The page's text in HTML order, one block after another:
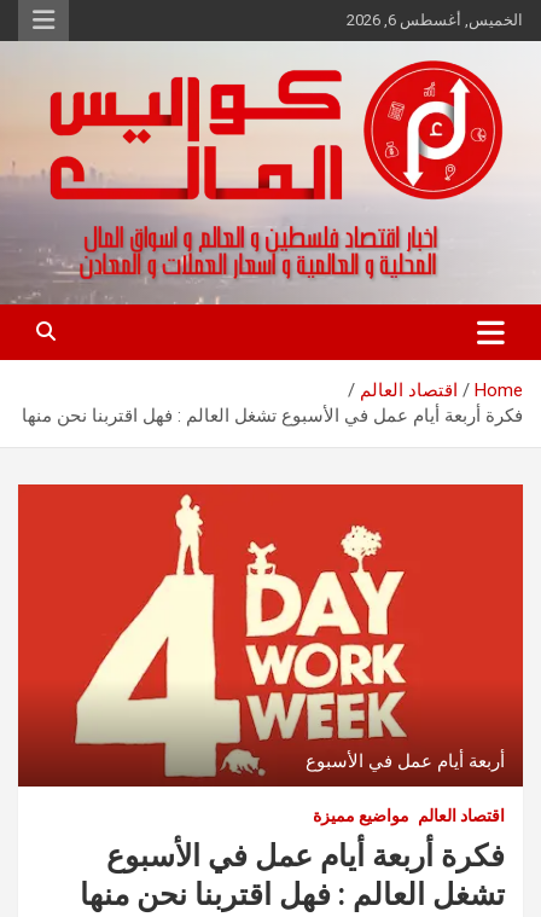
Skip
to
الخميس, أغسطس 6, 2026
كواليس المال
اخبار اقتصاد فلسطين و العالم و تقارير اسواق المال و العملات
Home
اقتصاد العالم
فكرة أربعة أيام عمل في الأسبوع تشغل العالم : فهل اقتربنا نحن منها
أربعة أيام عمل في الأسبوع
اقتصاد العالم مواضيع مميزة
فكرة أربعة أيام عمل في الأسبوع
تشغل العالم : فهل اقتربنا نحن منها